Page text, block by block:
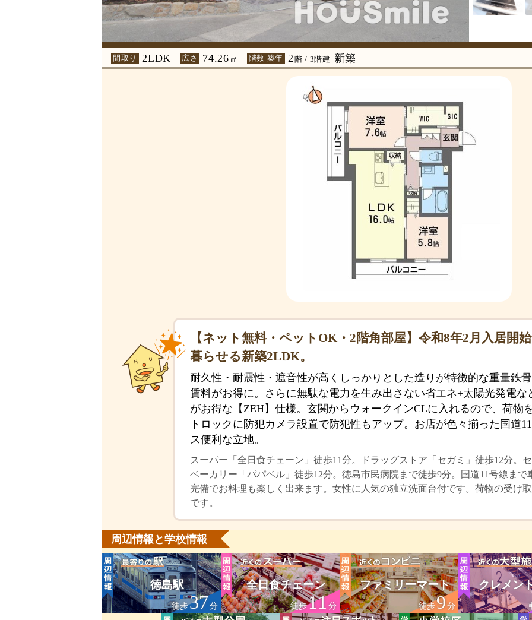
間取り 2LDK 広さ 74.26 ㎡ 階数 築年 2 階 / 3階建 新築
【ネット無料・ペットOK・2階角部屋】令和8年2月入居開
暮らせる新築2LDK。
耐久性・耐震性・遮音性が高くしっかりとした造りが特徴的な重量鉄
賃料がお得に。さらに無駄な電力を生み出さない省エネ+太陽光発電
がお得な【ZEH】仕様。玄関からウォークインCLに入れるので、荷物
トロックに防犯カメラ設置で防犯性もアップ。お店が色々揃った国道
ス便利な立地。
スーパー「全日食チェーン」徒歩11分。ドラッグストア「セガミ」徒歩12分。
ベーカリー「パパベル」徒歩12分。徳島市民病院まで徒歩9分。国道11号線ま
完備でお料理も楽しく出来ます。女性に人気の独立洗面台付です。荷物の受け
です。
周辺情報と学校情報
徳島駅
徒歩37分
全日食チェーン
徒歩11分
ファミリーマート
徒歩9分
クレメン